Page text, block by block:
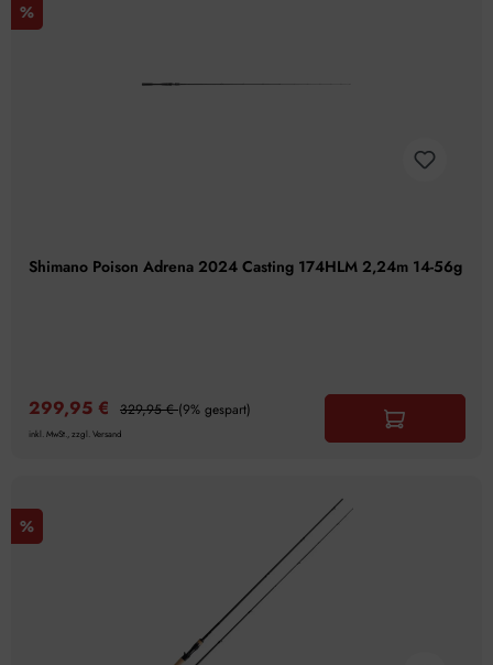
%
Shimano Poison Adrena 2024 Casting 174HLM 2,24m 14-56g
299,95 € 329,95 €(9% gespart)
inkl. MwSt., zzgl. Versand
%